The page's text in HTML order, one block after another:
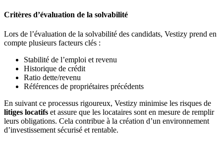
Critères d’évaluation de la solvabilité
Lors de l’évaluation de la solvabilité des candidats, Vestizy prend en
compte plusieurs facteurs clés :
Stabilité de l’emploi et revenu
Historique de crédit
Ratio dette/revenu
Références de propriétaires précédents
En suivant ce processus rigoureux, Vestizy minimise les risques de
litiges locatifs et assure que les locataires sont en mesure de remplir
leurs obligations. Cela contribue à la création d’un environnement
d’investissement sécurisé et rentable.